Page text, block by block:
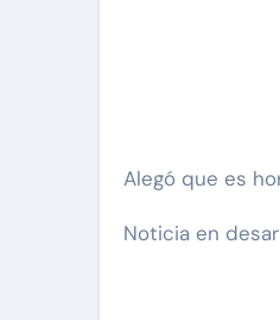
Alegó que es
Noticia en